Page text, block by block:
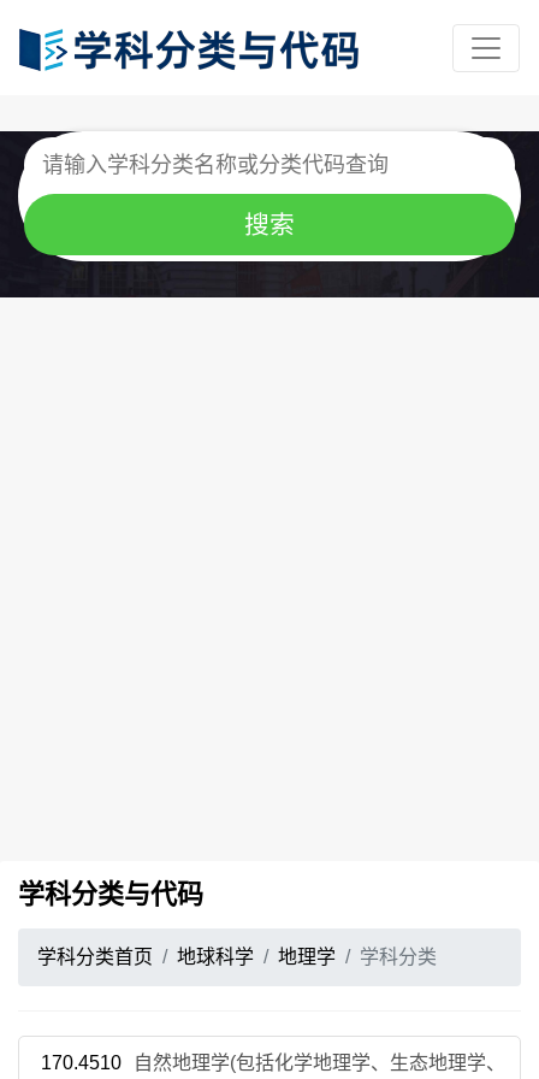
学科分类与代码
学科分类首页 地球科学 地理学 学科分类
170.4510 自然地理学(包括化学地理学、生态地理学、